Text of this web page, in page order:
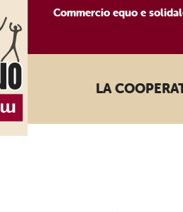
Commercio equo e
LA